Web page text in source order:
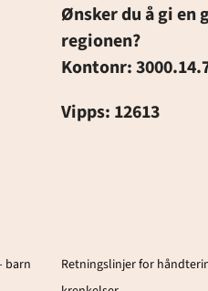
Ønsker du å gi en
regionen?
Kontonr:
Vipps: 12613
barn
Retningslinjer for